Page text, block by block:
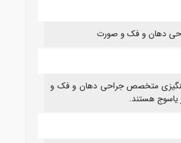
دهان و فک و صورت
متخصص جراحی دهان و فک و
هستند.